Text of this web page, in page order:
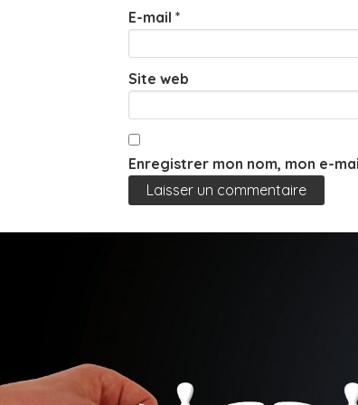
E-mail *
Site web
Enregistrer mon nom, mon e-